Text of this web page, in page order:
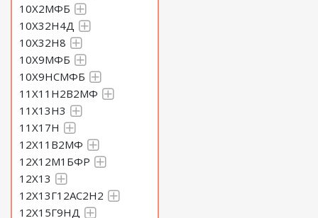
10Х2МФБ
10Х32Н4Д
10Х32Н8
10Х9МФБ
10Х9НСМФБ
11Х11Н2В2МФ
11Х13Н3
11Х17Н
12Х11В2МФ
12Х12М1БФР
12Х13
12Х13Г12АС2Н2
12Х15Г9НД